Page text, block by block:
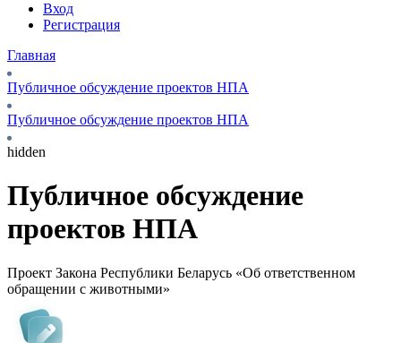
Вход
Регистрация
Главная
Публичное обсуждение проектов НПА
Публичное обсуждение проектов НПА
hidden
Публичное обсуждение
проектов НПА
Проект Закона Республики Беларусь «Об ответственном
обращении с животными»